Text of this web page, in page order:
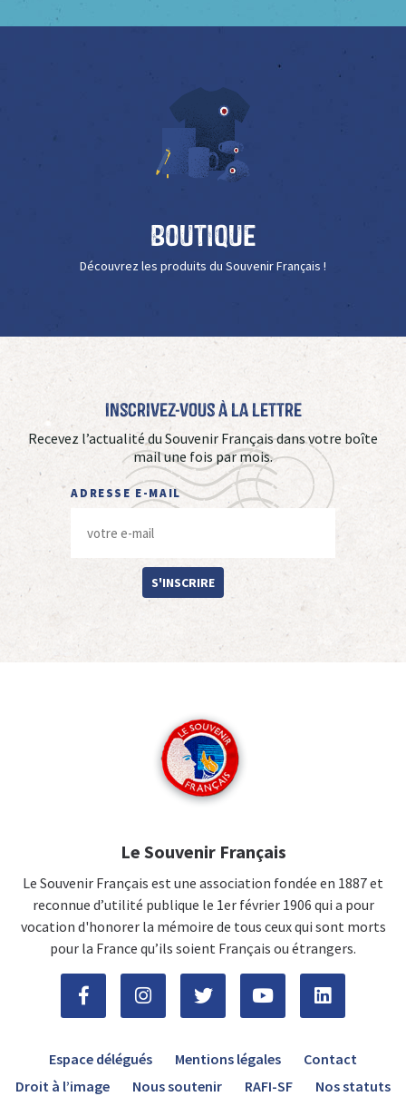
Boutique
Découvrez les produits du Souvenir Français !
Inscrivez-vous à La Lettre
Recevez l’actualité du Souvenir Français dans votre boîte
mail une fois par mois.
ADRESSE E-MAIL
S'INSCRIRE
Le Souvenir Français
Le Souvenir Français est une association fondée en 1887 et
reconnue d’utilité publique le 1er février 1906 qui a pour
vocation d'honorer la mémoire de tous ceux qui sont morts
pour la France qu’ils soient Français ou étrangers.
Espace délégués Mentions légales
Contact
Droit à l’image
Nous soutenir RAFI-SF Nos statuts